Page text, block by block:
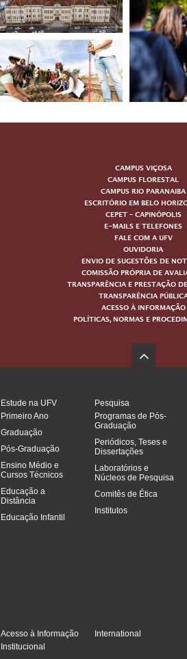
CAMPUS VIÇOSA
CAMPUS FLORESTAL
CAMPUS RIO PARANAIBA
ESCRITÓRIO EM BELO
CEPET – CAPINÓPOLIS
E-MAILS E TELEFONES
FALE COM A UFV
OUVIDORIA
ENVIO DE SUGESTÕES DE
COMISSÃO PRÓPRIA DE
TRANSPARÊNCIA E PRESTAÇÃO
TRANSPARÊNCIA
ACESSO À INFORMAÇÃO
POLÍTICAS, NORMAS E
Estude na UFV
Primeiro Ano
Graduação
Pós-Graduação
Ensino Médio e
Cursos Técnicos
Educação a
Distância
Educação Infantil
Pesquisa
Programas de Pós-
Graduação
Periódicos, Teses e
Dissertações
Laboratórios e
Núcleos de Pesquisa
Comitês de Ética
Institutos
Acesso à Informação
Institucional
International